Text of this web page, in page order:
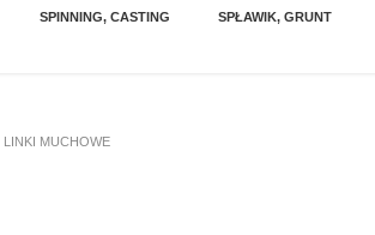
SPINNING, CASTING SPŁAWIK, GRUNT
LINKI MUCHOWE